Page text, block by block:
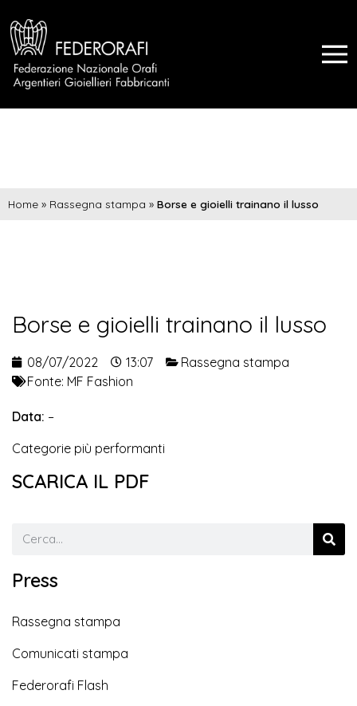
Home » Rassegna stampa » Borse e gioielli trainano il lusso
Borse e gioielli trainano il lusso
08/07/2022 13:07
Rassegna stampa
Fonte: MF Fashion
Data: –
Categorie più performanti
SCARICA IL PDF
Press
Rassegna stampa
Comunicati stampa
Federorafi Flash